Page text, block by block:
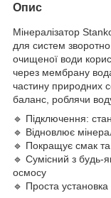
Опис
Мінералізатор
для систем
очищеної води
через мембрану
частину природних
баланс, роблячи
🔹 Підключення:
🔹 Відновлює
🔹 Покращує смак та
🔹 Сумісний з будь-
осмосу
🔹 Проста установка